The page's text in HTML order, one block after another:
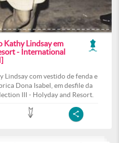
Kathy Lindsay em
- International
Lindsay com vestido de fenda e
Dona Isabel, em desfile da
III - Holyday and Resort.